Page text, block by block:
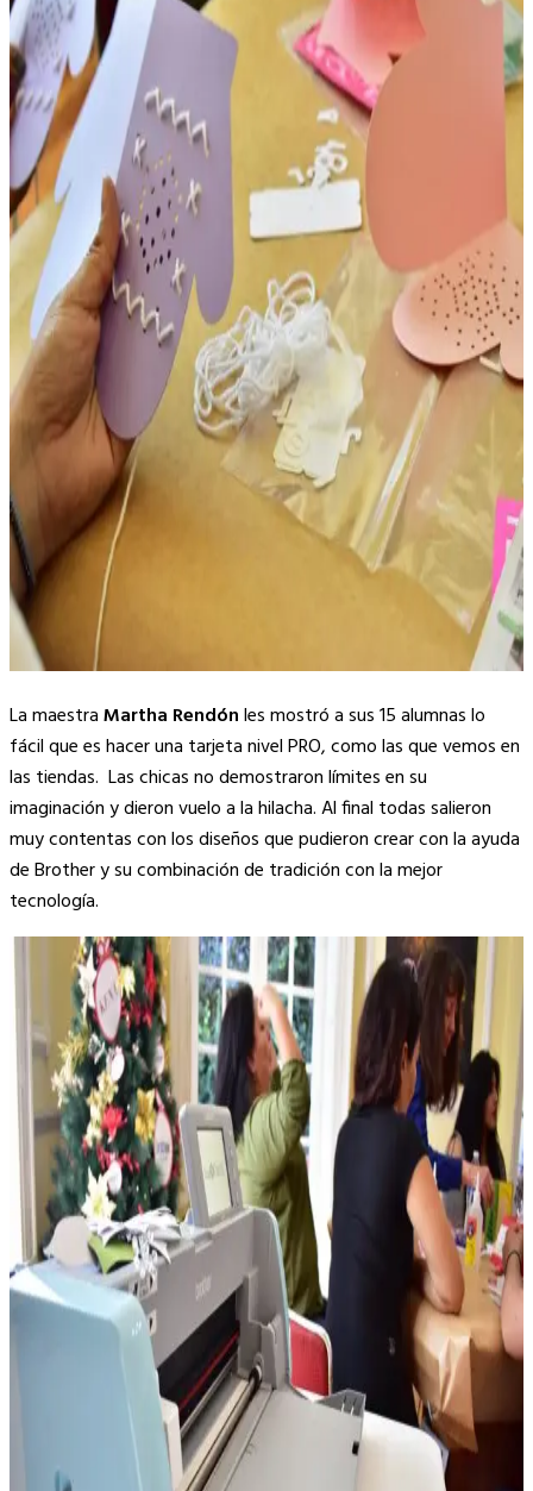
La maestraMartha Rendónles mostró a sus 15 alumnas lo
fácil que es hacer una tarjeta nivel PRO, como las que vemos en
las tiendas. Las chicas no demostraron límites en su
imaginación y dieron vuelo a la hilacha. Al final todas salieron
muy contentas con los diseños que pudieron crear con la ayuda
de Brother y su combinación de tradición con la mejor
tecnología.